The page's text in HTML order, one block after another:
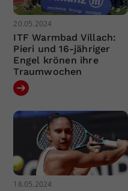
20.05.2024
ITF Warmbad Villach:
Pieri und 16-jähriger
Engel krönen ihre
Traumwochen
18.05.2024